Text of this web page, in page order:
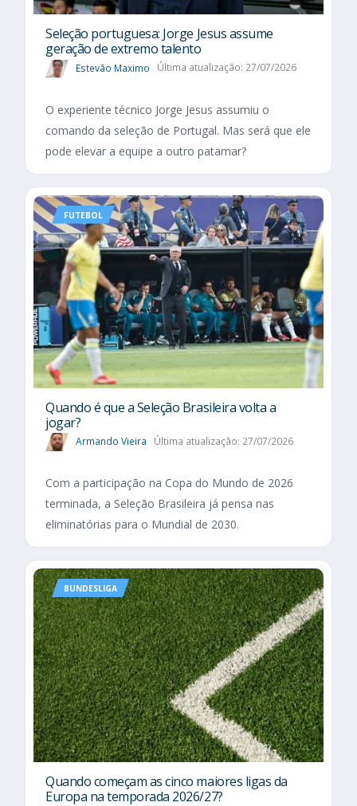
Seleção portuguesa: Jorge Jesus assume
geração de extremo talento
Estevão Maximo Última atualização: 27/07/2026
O experiente técnico Jorge Jesus assumiu o
comando da seleção de Portugal. Mas será que ele
pode elevar a equipe a outro patamar?
FUTEBOL
Quando é que a Seleção Brasileira volta a
jogar?
Armando Vieira Última atualização: 27/07/2026
Com a participação na Copa do Mundo de 2026
terminada, a Seleção Brasileira já pensa nas
eliminatórias para o Mundial de 2030.
BUNDESLIGA
Quando começam as cinco maiores ligas da
Europa na temporada 2026/27?